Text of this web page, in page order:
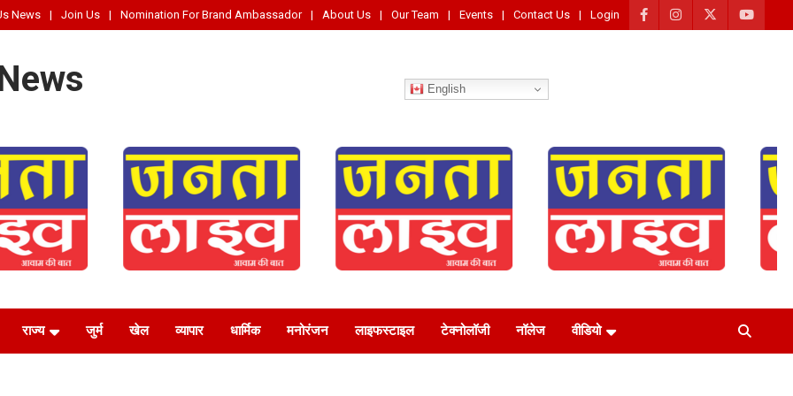
News Join Us Nomination For Brand Ambassador About Us Our Team Events Contact Us Login
English
राज्य जुर्म खेल व्यापार धार्मिक मनोरंजन लाइफस्‍टाइल टेक्नोलॉजी नॉलेज वीडियो